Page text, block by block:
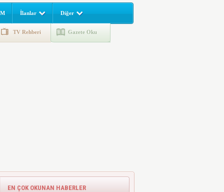
İlanlar Diğer
TV Rehberi Gazete Oku
EN ÇOK OKUNAN HABERLER